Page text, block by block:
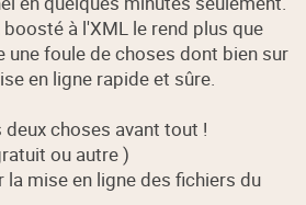
boosté à l'XML le rend plus que
une foule de choses dont bien sur
en ligne rapide et sûre.
choses avant tout !
ou autre )
la mise en ligne des fichiers du